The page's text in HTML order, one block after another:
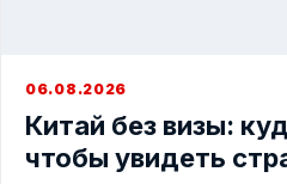
06.08.2026
Китай без визы:
чтобы увидеть